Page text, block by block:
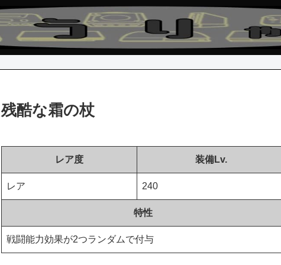
残酷な霜の杖
レア度 装備Lv.
レア 240
特性
戦闘能力効果が2つランダムで付与